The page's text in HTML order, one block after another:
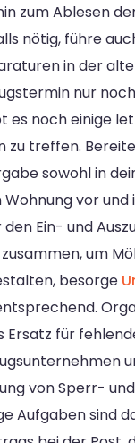
zum Ablesen
nötig, führe
in der
nur
es noch einige
zu treffen.
sowohl in
Wohnung vor
Ein- und
um
besorge
Ersatz für
von Sperr-
Aufgaben sind